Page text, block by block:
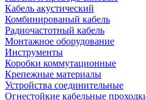
Кабель акустический
Комбинированый кабель
Радиочастотный кабель
Монтажное оборудование
Инструменты
Коробки коммутационные
Крепежные материалы
Устройства соединительные
Огнестойкие кабельные